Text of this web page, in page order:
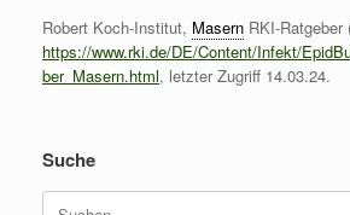
Robert Koch-Institut, Masern RKI-Ratgeber
https://www.rki.de/DE/Content/Infekt/
ber_Masern.html, letzter Zugriff 14.03.24.
Suche
Suchen